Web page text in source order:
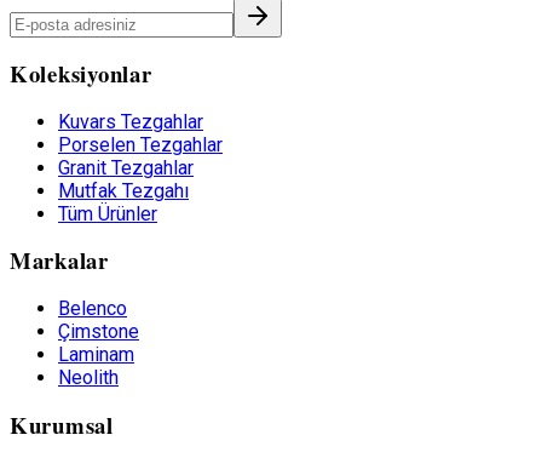
Koleksiyonlar
Kuvars Tezgahlar
Porselen Tezgahlar
Granit Tezgahlar
Mutfak Tezgahı
Tüm Ürünler
Markalar
Belenco
Çimstone
Laminam
Neolith
Kurumsal